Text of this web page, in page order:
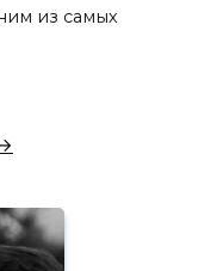
из самых